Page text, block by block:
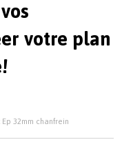
votre plan
32mm chanfrein